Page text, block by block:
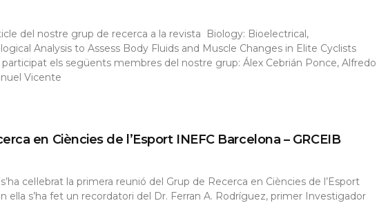
del nostre grup de recerca a la revista Biology: Bioelectrical,
Analysis to Assess Body Fluids and Muscle Changes in Elite Cyclists
participat els següents membres del nostre grup: Álex Cebrián Ponce, Alfredo
Vicente
en Ciències de l’Esport INEFC Barcelona – GRCEIB
cel·lebrat la primera reunió del Grup de Recerca en Ciències de l’Esport
ella s’ha fet un recordatori del Dr. Ferran A. Rodríguez, primer Investigador